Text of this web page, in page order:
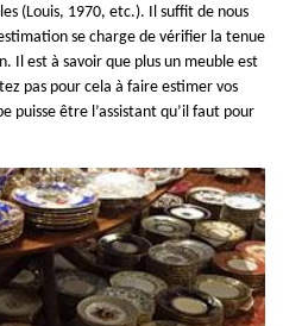
(Louis, 1970, etc.). Il suffit de nous
se charge de vérifier la tenue
Il est à savoir que plus un meuble est
pas pour cela à faire estimer vos
puisse être l’assistant qu’il faut pour